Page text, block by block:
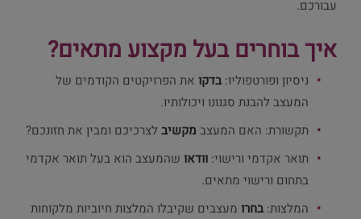
עבורכם.
איך בוחרים בעל מקצוע מתאים?
ניסיון ופורטפוליו: בדקו את הפרויקטים הקודמים של
המעצב להבנת סגנונו ויכולותיו.
תקשורת: האם המעצב מקשיב לצרכיכם ומבין את חזונכם?
תואר אקדמי ורישוי: וודאו שהמעצב הוא בעל תואר אקדמי
בתחום ורישוי מתאים.
המלצות: בחרו מעצבים שקיבלו המלצות חיוביות מלקוחות